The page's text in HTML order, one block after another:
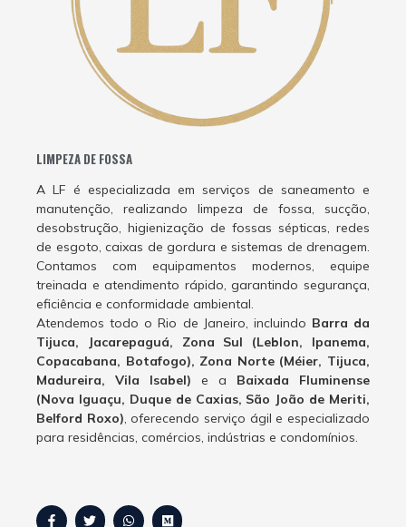
LIMPEZA DE FOSSA
A LF é especializada em serviços de saneamento e
manutenção, realizando limpeza de fossa, sucção,
desobstrução, higienização de fossas sépticas, redes
de esgoto, caixas de gordura e sistemas de drenagem.
Contamos com equipamentos modernos, equipe
treinada e atendimento rápido, garantindo segurança,
eficiência e conformidade ambiental.
Atendemos todo o Rio de Janeiro, incluindo Barra da
Tijuca, Jacarepaguá, Zona Sul (Leblon, Ipanema,
Copacabana, Botafogo), Zona Norte (Méier, Tijuca,
Madureira, Vila Isabel) e a Baixada Fluminense
(Nova Iguaçu, Duque de Caxias, São João de Meriti,
Belford Roxo), oferecendo serviço ágil e especializado
para residências, comércios, indústrias e condomínios.